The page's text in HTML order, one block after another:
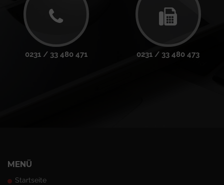
0231 / 33 480 471 0231 / 33 480 473
MENÜ
Startseite